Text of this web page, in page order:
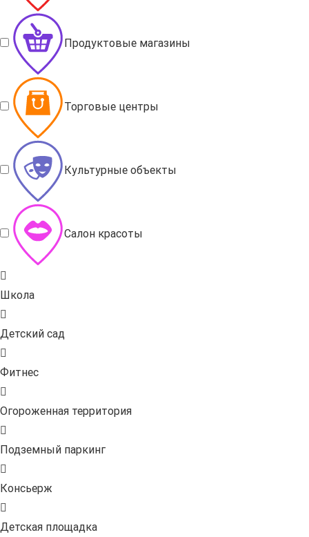
Продуктовые магазины
Торговые центры
Культурные объекты
Салон красоты
Школа
Детский сад
Фитнес
Огороженная территория
Подземный паркинг
Консьерж
Детская площадка